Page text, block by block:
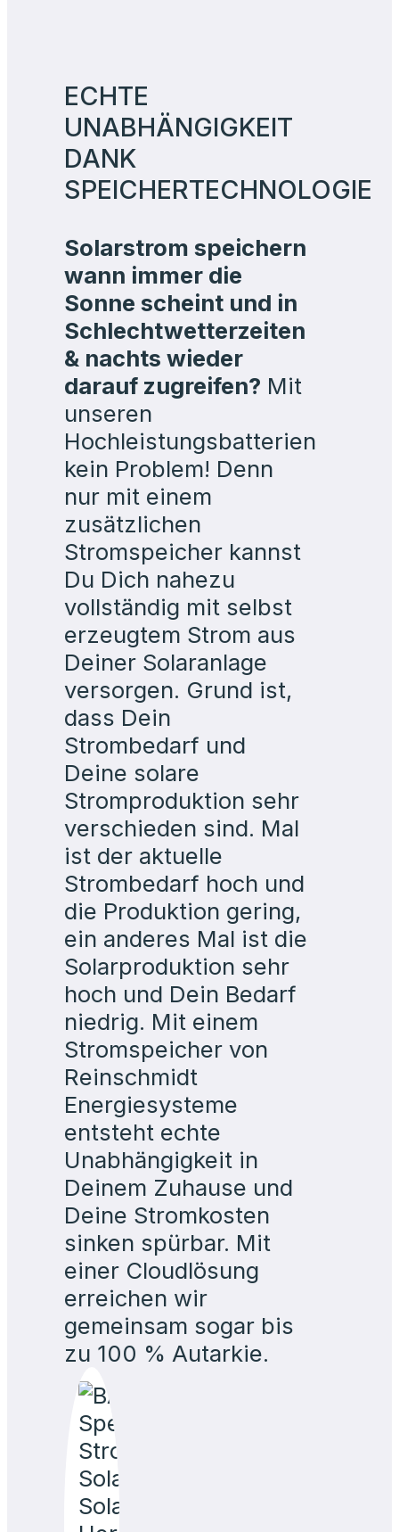
SPEICHERTECHNOLOGIE
Solarstrom speichern
wann immer die
Schlechtwetterzeiten
& nachts wieder
darauf zugreifen?Mit
unseren
Hochleistungsbatterien
kein Problem! Denn
nur mit einem
zusätzlichen
Stromspeicher kannst
Du Dich nahezu
vollständig mit selbst
erzeugtem Strom aus
Deiner Solaranlage
versorgen. Grund ist,
dass Dein
Strombedarf und
Deine solare
Stromproduktion sehr
verschieden sind. Mal
ist der aktuelle
Strombedarf hoch und
die Produktion gering,
ein anderes Mal ist die
Solarproduktion sehr
hoch und Dein Bedarf
niedrig. Mit einem
Stromspeicher von
Reinschmidt
Energiesysteme
entsteht echte
Unabhängigkeit in
Deinem Zuhause und
Deine Stromkosten
sinken spürbar. Mit
einer Cloudlösung
erreichen wir
gemeinsam sogar bis
zu 100 % Autarkie.